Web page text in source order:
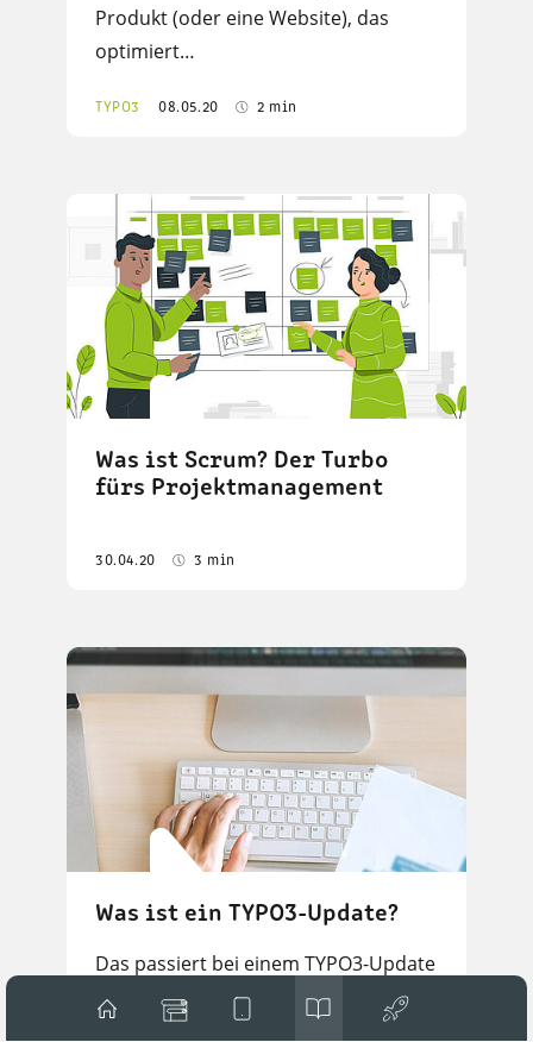
Produkt (oder eine Website), das
optimiert…
TYPO3 08.05.20 2 min
Was ist Scrum? Der Turbo
fürs Projektmanagement
30.04.20 3 min
Was ist ein TYPO3-Update?
Das passiert bei einem TYPO3-Update
Das Open Source Content-
Management-System TYPO3 gehört